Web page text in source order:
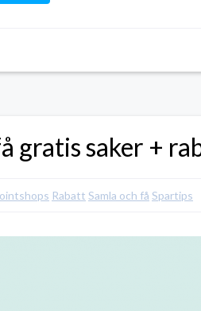
gratis saker +
Rabatt Samla och få Spartips